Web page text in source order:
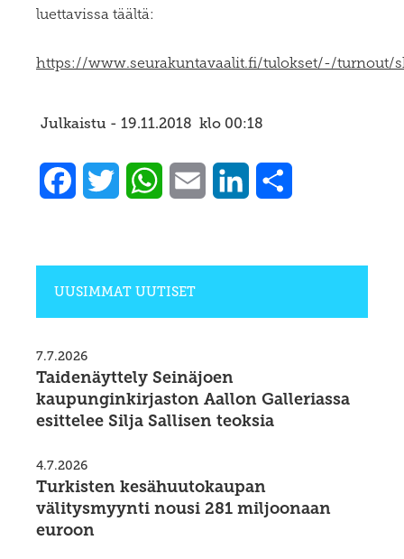
luettavissa täältä:
https://www.seurakuntavaalit.fi/tulokset/-/turnout/
Julkaistu - 19.11.2018 klo 00:18
FacebookTwitter WhatsApp
Email LinkedIn
UUSIMMAT UUTISET
7.7.2026
Taidenäyttely Seinäjoen
kaupunginkirjaston Aallon Galleriassa
esittelee Silja Sallisen teoksia
4.7.2026
Turkisten kesähuutokaupan
välitysmyynti nousi 281 miljoonaan
euroon